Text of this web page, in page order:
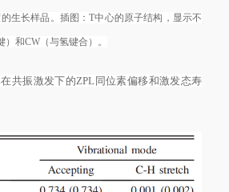
生长样品。插图：T中心的原子结构，显示不
和CW（与氢键合）。
共振激发下的ZPL同位素偏移和激发态寿